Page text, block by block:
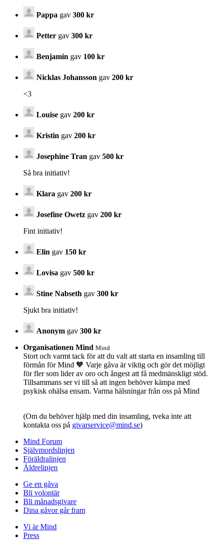
Pappa gav 300 kr
Petter gav 300 kr
Benjamin gav 100 kr
Nicklas Johansson gav 200 kr
<3
Louise gav 200 kr
Kristin gav 200 kr
Josephine Tran gav 500 kr
Så bra initiativ!
Klara gav 200 kr
Josefine Owetz gav 200 kr
Fint initiativ!
Elin gav 150 kr
Lovisa gav 500 kr
Stine Nabseth gav 300 kr
Sjukt bra initiativ!
Anonym gav 300 kr
Organisationen Mind Mind
Stort och varmt tack för att du valt att starta en insamling till
förmån för Mind 🧡 Varje gåva är viktig och gör det möjligt
för fler som lider av oro och ångest att få medmänskligt stöd.
Tillsammans ser vi till så att ingen behöver kämpa med
psykisk ohälsa ensam. Varma hälsningar från oss på Mind
(Om du behöver hjälp med din insamling, tveka inte att
kontakta oss på givarservice@mind.se)
Mind Forum
Självmordslinjen
Föräldralinjen
Äldrelinjen
Ge en gåva
Bli volontär
Bli månadsgivare
Dina gåvor går fram
Vi är Mind
Press